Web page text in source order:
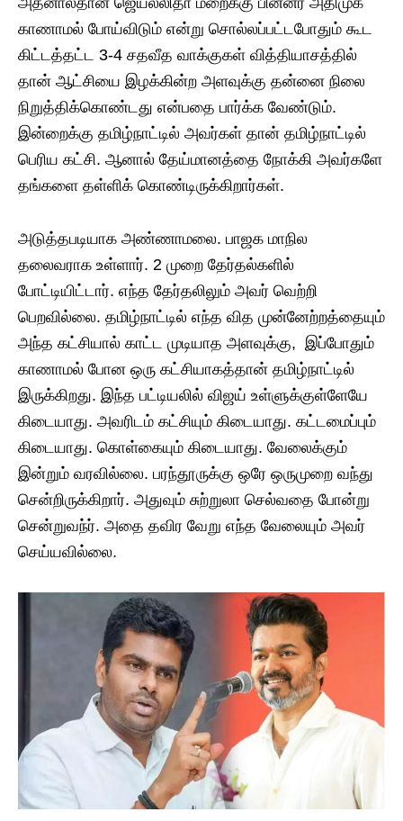
காணாமல் போய்விடும் என்று சொல்லப்பட்டபோதும் கூட
கிட்டத்தட்ட 3-4 சதவீத வாக்குகள் வித்தியாசத்தில்
தான் ஆட்சியை இழக்கின்ற அளவுக்கு தன்னை நிலை
நிறுத்திக்கொண்டது என்பதை பார்க்க வேண்டும்.
இன்றைக்கு தமிழ்நாட்டில் அவர்கள் தான் தமிழ்நாட்டில்
பெரிய கட்சி. ஆனால் தேய்மானத்தை நோக்கி அவர்களே
தங்களை தள்ளிக் கொண்டிருக்கிறார்கள்.
அடுத்தபடியாக அண்ணாமலை. பாஜக மாநில
தலைவராக உள்ளார். 2 முறை தேர்தல்களில்
போட்டியிட்டார். எந்த தேர்தலிலும் அவர் வெற்றி
பெறவில்லை. தமிழ்நாட்டில் எந்த வித முன்னேற்றத்தையும்
அந்த கட்சியால் காட்ட முடியாத அளவுக்கு, இப்போதும்
காணாமல் போன ஒரு கட்சியாகத்தான் தமிழ்நாட்டில்
இருக்கிறது. இந்த பட்டியலில் விஜய் உள்ளுக்குள்ளேயே
கிடையாது. அவரிடம் கட்சியும் கிடையாது. கட்டமைப்பும்
கிடையாது. கொள்கையும் கிடையாது. வேலைக்கும்
இன்றும் வரவில்லை. பரந்தூருக்கு ஒரே ஒருமுறை வந்து
சென்றிருக்கிறார். அதுவும் சுற்றுலா செல்வதை போன்று
சென்றுவந்ர். அதை தவிர வேறு எந்த வேலையும் அவர்
செய்யவில்லை.